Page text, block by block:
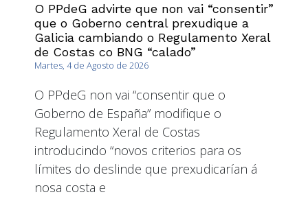
O PPdeG advirte que non vai “consentir”
que o Goberno central prexudique a
Galicia cambiando o Regulamento Xeral
de Costas co BNG “calado”
Martes, 4 de Agosto de 2026
O PPdeG non vai “consentir que o
Goberno de España” modifique o
Regulamento Xeral de Costas
introducindo “novos criterios para os
límites do deslinde que prexudicarían á
nosa costa e